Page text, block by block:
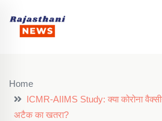
Home
ICMR-AIIMS Study: क्या कोरोना
अटैक का खतरा?